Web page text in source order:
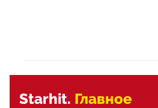
Starhit. Главное